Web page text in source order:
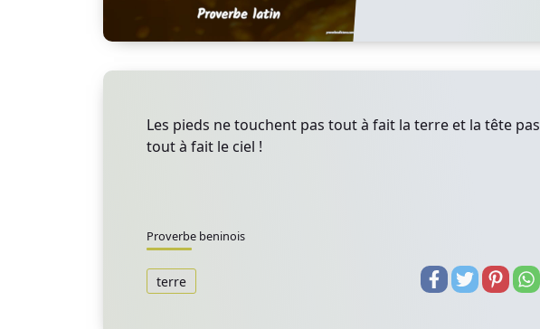
Les pieds ne touchent pas tout à fait la terre et la tête pas
tout à fait le ciel !
Proverbe beninois
terre